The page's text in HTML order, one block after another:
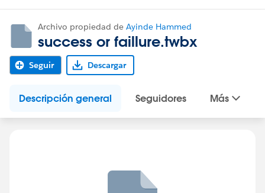
Archivo propiedad de Ayinde Hammed
success or faillure.twbx
Seguir Descargar
Descripción general Seguidores Más